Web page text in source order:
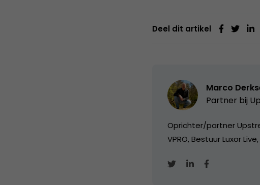
Deel dit artikel
Marco
Partner bij
Oprichter/partner
VPRO, Bestuur Luxor